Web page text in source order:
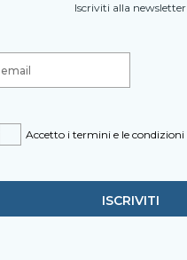
Iscriviti alla newsletter
Accetto i termini e le condizioni